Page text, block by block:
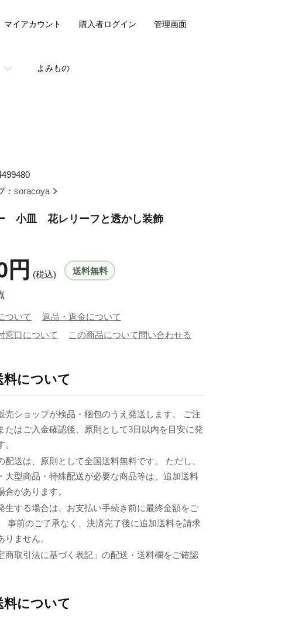
よみもの
マイアカウント 購入者ログイン 管理画面
： soracoya
小皿 花レリーフと透かし装飾
円 (税込) 送料無料
ついて
返品・返金について
窓口について
この商品について問い合わせる
料について
売ショップが検品・梱包のうえ発送します。 ご注
たはご入金確認後、原則として3日以内を目安に発
配送は、原則として全国送料無料です。 ただし、
大型商品・特殊配送が必要な商品等は、追加送料
合があります。
生する場合は、お支払い手続き前に最終金額をご
事前のご了承なく、決済完了後に追加送料を請求
りません。
商取引法に基づく表記」の配送・送料欄をご確認
料について